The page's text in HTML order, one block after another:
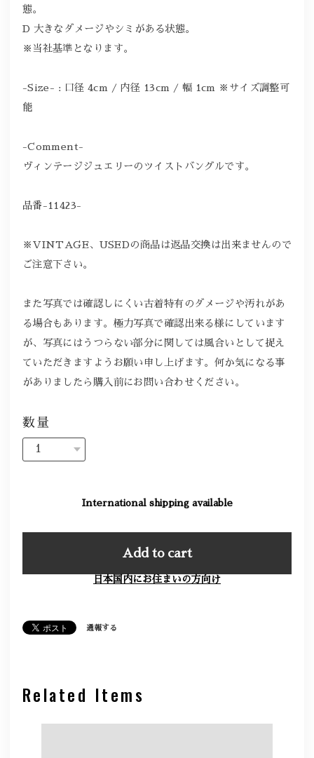
態。
D 大きなダメージやシミがある状態。
※当社基準となります。
-Size- : 口径 4cm / 内径 13cm / 幅 1cm ※サイズ調整可
能
-Comment-
ヴィンテージジュエリーのツイストバングルです。
品番-11423-
※VINTAGE、USEDの商品は返品交換は出来ませんので
ご注意下さい。
また写真では確認しにくい古着特有のダメージや汚れがあ
る場合もあります。極力写真で確認出来る様にしています
が、写真にはうつらない部分に関しては風合いとして捉え
ていただきますようお願い申し上げます。何か気になる事
がありましたら購入前にお問い合わせください。
数量
International shipping available
Add to cart
日本国内にお住まいの方向け
通報する
Related Items